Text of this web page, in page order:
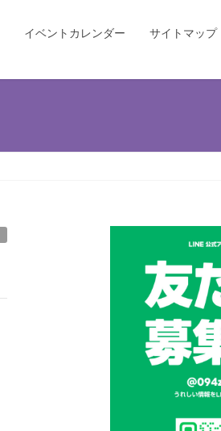
イベントカレンダー サイトマップ